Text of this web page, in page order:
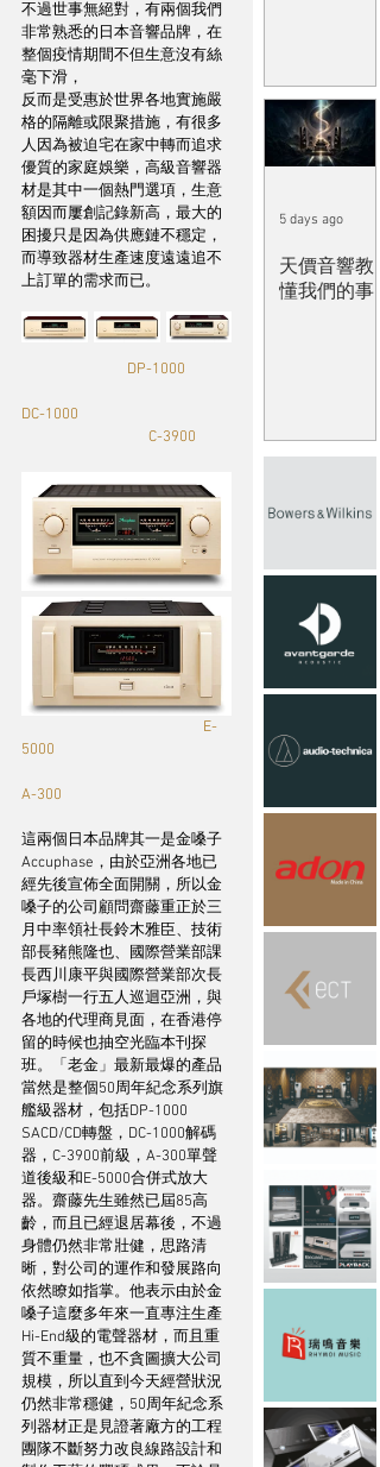
不過世事無絕對，有兩個我們
非常熟悉的日本音響品牌，在
整個疫情期間不但生意沒有絲
毫下滑，
反而是受惠於世界各地實施嚴
格的隔離或限聚措施，有很多
人因為被迫宅在家中轉而追求
優質的家庭娛樂，高級音響器
材是其中一個熱門選項，生意
額因而屢創記錄新高，最大的
困擾只是因為供應鏈不穩定，
而導致器材生產速度遠遠追不
上訂單的需求而已。
   DP-1000
DC-1000
		         C-3900
5000
A-300
這兩個日本品牌其一是金嗓子
Accuphase，由於亞洲各地已
經先後宣佈全面開關，所以金
嗓子的公司顧問齋藤重正於三
月中率領社長鈴木雅臣、技術
部長豬熊隆也、國際營業部課
長西川康平與國際營業部次長
戶塚樹一行五人巡迴亞洲，與
各地的代理商見面，在香港停
留的時候也抽空光臨本刊探
班。「老金」最新最爆的產品
當然是整個50周年紀念系列旗
艦級器材，包括DP-1000
SACD/CD轉盤，DC-1000解碼
器，C-3900前級，A-300單聲
道後級和E-5000合併式放大
器。齋藤先生雖然已屆85高
齡，而且已經退居幕後，不過
身體仍然非常壯健，思路清
晰，對公司的運作和發展路向
依然瞭如指掌。他表示由於金
嗓子這麼多年來一直專注生產
Hi-End級的電聲器材，而且重
質不重量，也不貪圖擴大公司
規模，所以直到今天經營狀況
仍然非常穩健，50周年紀念系
列器材正是見證著廠方的工程
團隊不斷努力改良線路設計和
天價音響教
懂我們的事
5 days ago